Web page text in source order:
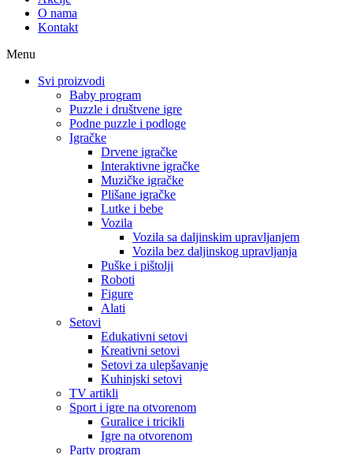
O nama
Kontakt
Menu
Svi proizvodi
Baby program
Puzzle i društvene igre
Podne puzzle i podloge
Igračke
Drvene igračke
Interaktivne igračke
Muzičke igračke
Plišane igračke
Lutke i bebe
Vozila
Vozila sa daljinskim upravljanjem
Vozila bez daljinskog upravljanja
Puške i pištolji
Roboti
Figure
Alati
Setovi
Edukativni setovi
Kreativni setovi
Setovi za ulepšavanje
Kuhinjski setovi
TV artikli
Sport i igre na otvorenom
Guralice i tricikli
Igre na otvorenom
Party program